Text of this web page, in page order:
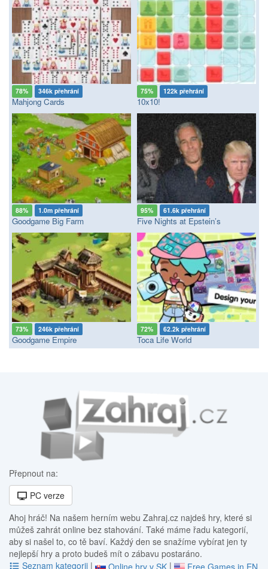
78% 346k přehrání
Mahjong Cards
75% 122k přehrání
10x10!
88% 1.0m přehrání
Goodgame Big Farm
95% 61.6k přehrání
Five Nights at Epstein’s
73% 246k přehrání
Goodgame Empire
72% 62.2k přehrání
Toca Life World
Přepnout na:
PC verze
Ahoj hráč! Na našem herním webu Zahraj.cz najdeš hry, které si
můžeš zahrát online bez stahování. Také máme řadu kategorií,
aby si našel to, co tě baví. Každý den se snažíme vybírat jen ty
nejlepší hry a proto budeš mít o zábavu postaráno.
Seznam kategorii | |